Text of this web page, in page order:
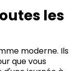
les
moderne. Ils
que vous